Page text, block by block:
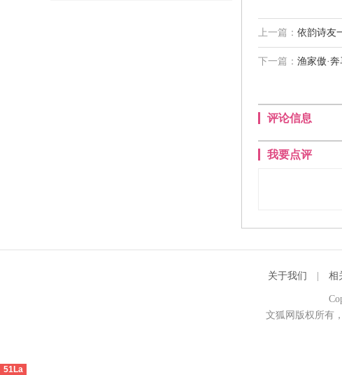
上一篇： 依韵诗友
下一篇： 渔家傲·奔
评论信息
我要点评
关于我们 相
文狐网版权所有
51La